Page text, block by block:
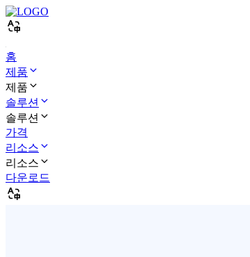
홈
제품
제품
솔루션
솔루션
가격
리소스
리소스
다운로드